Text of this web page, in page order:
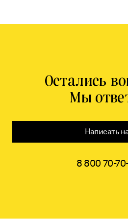
Остались
Мы
Написать
8 800 70-